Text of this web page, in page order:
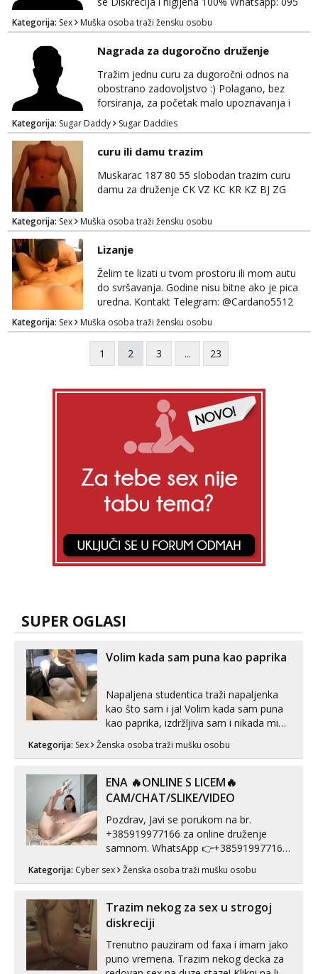
769 4920 Ja sam momak 25g
Kategorija: Sex Muška osoba traži žensku osobu
Nagrada za dugoročno druženje
Tražim jednu curu za dugoročni odnos na
obostrano zadovoljstvo :) Polagano, bez
forsiranja, za početak malo upoznavanja i
dogovor kroz dopisivanje. Očekujem i nudim
diskreciju - nisam oženjen niti zauzet, nego
jednostavno tako preferiram. 30 godina
imam. Javite se mail, pozz ;)
Kategorija: Sugar Daddy Sugar Daddies
curu ili damu trazim
Muskarac 187 80 55 slobodan trazim curu
damu za druženje CK VZ KC KR KZ BJ ZG
Kategorija: Sex Muška osoba traži žensku osobu
Lizanje
Želim te lizati u tvom prostoru ili mom autu
do svršavanja. Godine nisu bitne ako je pica
uredna. Kontakt Telegram: @Cardano5512
Email: myjohny15@protonmail.com
Kategorija: Sex Muška osoba traži žensku osobu
1 2 3 ... 23
SUPER OGLASI
Volim kada sam puna kao paprika
Napaljena studentica traži napaljenka
kao što sam i ja! Volim kada sam puna
kao paprika, izdržljiva sam i nikada mi
puta dnevno bilo kad i bilo gdje zato se
link ispod i nadji me tamo, cekam te!
Kategorija: Sex Ženska osoba traži mušku osobu
ENA 🔥ONLINE S LICEM🔥
CAM/CHAT/SLIKE/VIDEO
Pozdrav, Javi se porukom na br.
+385919977166 za online druženje
samnom. WhatsApp 👉+385919977166
Telegram 👉@enafriedrichkis Radim
videopozive s licem, solo i s partnerom,
kombinacije halteri, haljine, štikle,
samostojeće itd. Nudim svakakva videa
seksa, puš...
Kategorija: Cyber sex Ženska osoba traži mušku osobu
Trazim nekog za sex u strogoj
diskreciji
Trenutno pauziram od faxa i imam jako
puno vremena. Trazim nekog decka za